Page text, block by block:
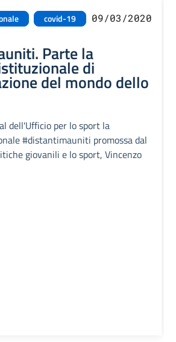
covid-19 09/03/2020
Parte la
di
del mondo dello
dell'Ufficio per lo sport la
#distantimauniti promossa dal
giovanili e lo sport, Vincenzo